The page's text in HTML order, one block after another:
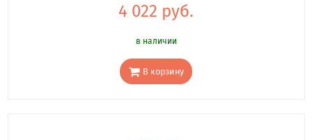
4 022 руб.
в наличии
В корзину